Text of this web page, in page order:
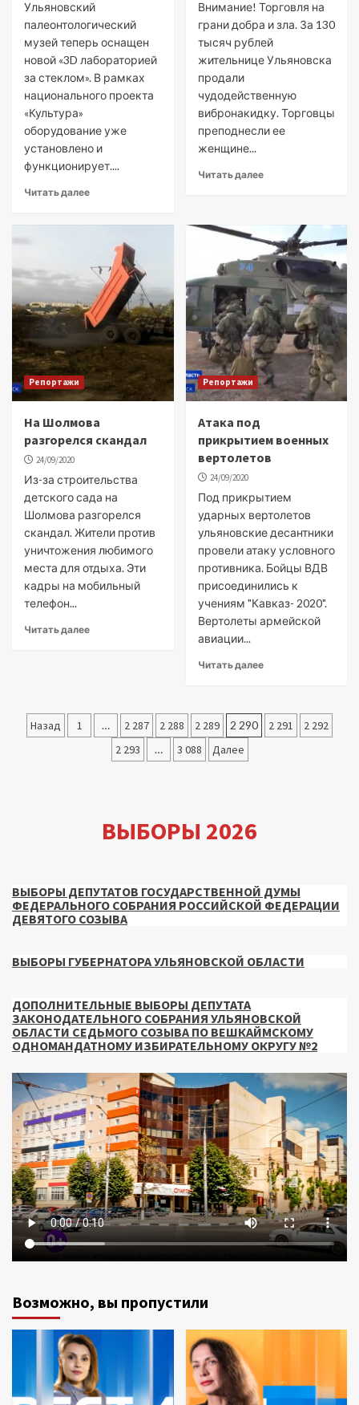
Ульяновский
палеонтологический
музей теперь оснащен
новой «3D лабораторией
за стеклом». В рамках
национального проекта
«Культура»
оборудование уже
установлено и
функционирует....
Читать далее
Внимание! Торговля на
грани добра и зла. За 130
тысяч рублей
жительнице Ульяновска
продали
чудодейственную
вибронакидку. Торговцы
преподнесли ее
женщине...
Читать далее
Репортажи
На Шолмова
разгорелся скандал
24/09/2020
Из-за строительства
детского сада на
Шолмова разгорелся
скандал. Жители против
уничтожения любимого
места для отдыха. Эти
кадры на мобильный
телефон...
Читать далее
Репортажи
Атака под
прикрытием военных
вертолетов
24/09/2020
Под прикрытием
ударных вертолетов
ульяновские десантники
провели атаку условного
противника. Бойцы ВДВ
присоединились к
учениям "Кавказ- 2020".
Вертолеты армейской
авиации...
Читать далее
Пагинация
Назад 1 … 2 287 2 288 2 289 2 290 2 291
2 292
2 293
… 3 088 Далее
ВЫБОРЫ 2026
ВЫБОРЫ ДЕПУТАТОВ ГОСУДАРСТВЕННОЙ ДУМЫ
ФЕДЕРАЛЬНОГО СОБРАНИЯ РОССИЙСКОЙ ФЕДЕРАЦИИ
ДЕВЯТОГО СОЗЫВА
ВЫБОРЫ ГУБЕРНАТОРА УЛЬЯНОВСКОЙ ОБЛАСТИ
ДОПОЛНИТЕЛЬНЫЕ ВЫБОРЫ ДЕПУТАТА
ЗАКОНОДАТЕЛЬНОГО СОБРАНИЯ УЛЬЯНОВСКОЙ
ОБЛАСТИ СЕДЬМОГО СОЗЫВА ПО ВЕШКАЙМСКОМУ
ОДНОМАНДАТНОМУ ИЗБИРАТЕЛЬНОМУ ОКРУГУ №2
Возможно, вы пропустили